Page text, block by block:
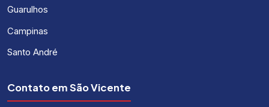
Guarulhos
Campinas
Santo André
Contato em São Vicente